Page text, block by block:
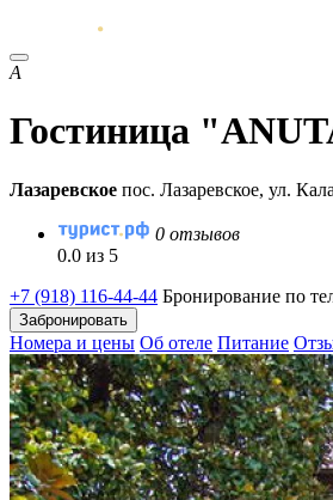
A
Гостиница
Лазаревское пос. Лазаревское, ул.
0 отзывов
0.0 из 5
+7 (918) 116-44-44 Бронирование по
Забронировать
Номера и цены Об отеле Питание